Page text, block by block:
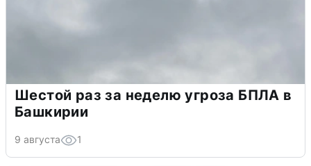
Шестой раз за неделю угроза БПЛА в
Башкирии
9 августа 1